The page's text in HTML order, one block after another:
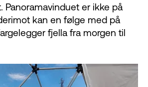
Panoramavinduet er ikke på
kan en følge med på
fjella fra morgen til